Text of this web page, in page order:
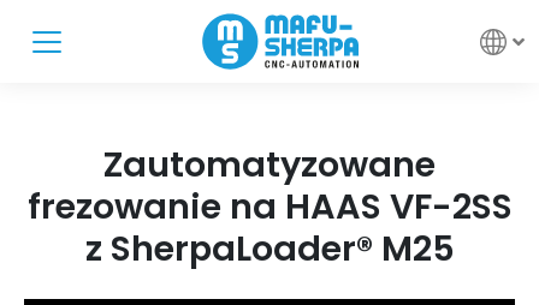
Zautomatyzowane
frezowanie na HAAS VF-2SS
z SherpaLoader® M25